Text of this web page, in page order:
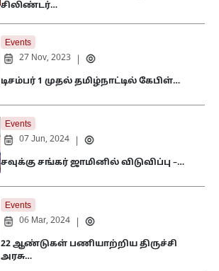
சிலிண்டர்…
Events
27 Nov, 2023
டிசம்பர் 1 முதல் தமிழ்நாட்டில் கேபிள்…
Events
07 Jun, 2024
சவுக்கு சங்கர் ஜாமினில் விடுவிப்பு –…
Events
06 Mar, 2024
22 ஆண்டுகள் பணியாற்றிய திருச்சி
அரசு…